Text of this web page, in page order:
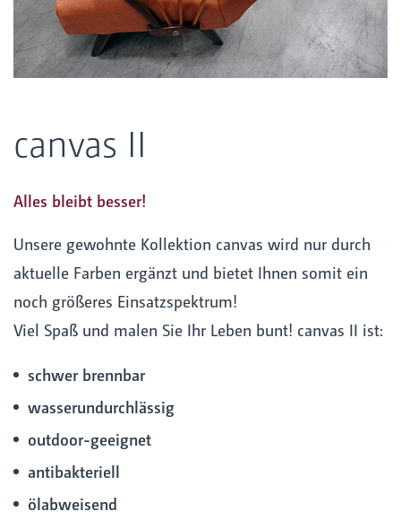
canvas II
Alles bleibt besser!
Unsere gewohnte Kollektion canvas wird nur durch
aktuelle Farben ergänzt und bietet Ihnen somit ein
noch größeres Einsatzspektrum!
Viel Spaß und malen Sie Ihr Leben bunt! canvas II ist:
schwer brennbar
wasserundurchlässig
outdoor-geeignet
antibakteriell
ölabweisend